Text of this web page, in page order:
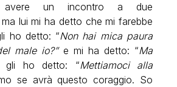
avere un incontro a due
lui mi ha detto che mi farebbe
ho detto: “Non hai mica paura
male io?”e mi ha detto: “Ma
ho detto: “Mettiamoci alla
se avrà questo coraggio. So